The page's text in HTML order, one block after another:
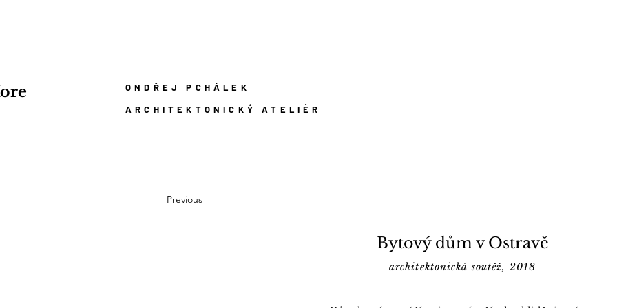
ONDŘEJ PCHÁLEK
ARCHITEKTONICKÝ ATELIÉR
Previous
Bytový dům v Ostravě
architektonická soutěž, 2018